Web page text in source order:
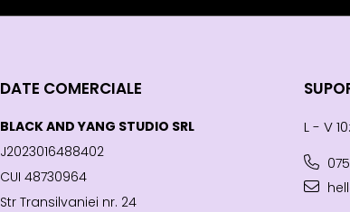
DATE COMERCIALE
BLACK AND YANG STUDIO SRL
J2023016488402
CUI 48730964
Str Transilvaniei nr. 24
L - V